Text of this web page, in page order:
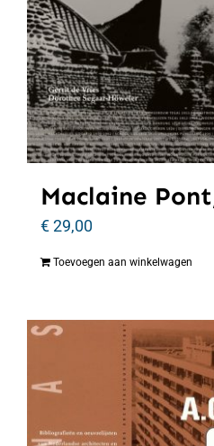
Maclaine
€29,00
Toevoegen aan winkelwagen